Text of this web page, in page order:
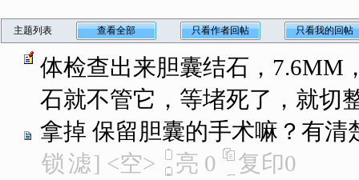
主题列表 查看全部 只看作者回帖 只看我的回帖
体检查出来胆囊结石，7.6MM
石就不管它，等堵死了，就切
拿掉 保留胆囊的手术嘛？有清
锁 滤] <空> 亮 0 复印0